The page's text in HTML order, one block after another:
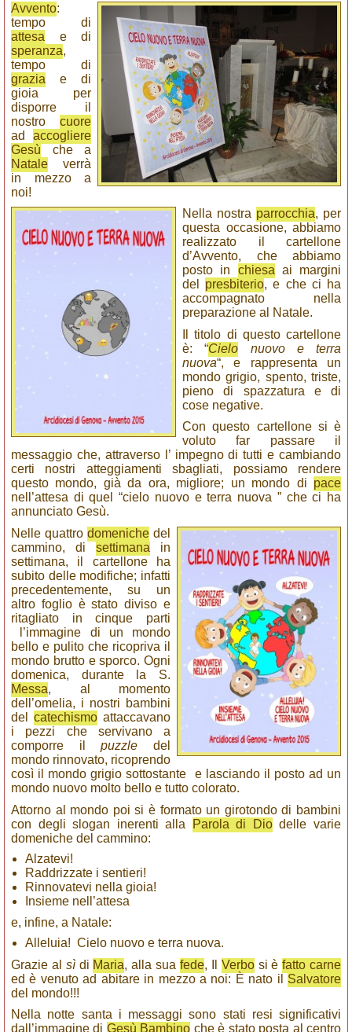
Avvento:
tempo di
attesa e di
speranza,
tempo di
grazia e di
gioia per
disporre il
nostro cuore
ad accogliere
Gesù che a
Natale verrà
in mezzo a
noi!
Nella nostra parrocchia, per
questa occasione, abbiamo
realizzato il cartellone
d’Avvento, che abbiamo
posto in chiesa ai margini
del presbiterio, e che ci ha
accompagnato nella
preparazione al Natale.
Il titolo di questo cartellone
è: “Cielo nuovo e terra
nuova“, e rappresenta un
mondo grigio, spento, triste,
pieno di spazzatura e di
cose negative.
Con questo cartellone si è
voluto far passare il
messaggio che, attraverso l’ impegno di tutti e cambiando
certi nostri atteggiamenti sbagliati, possiamo rendere
questo mondo, già da ora, migliore; un mondo di pace
nell’attesa di quel “cielo nuovo e terra nuova ” che ci ha
annunciato Gesù.
Nelle quattro domeniche del
cammino, di settimana in
settimana, il cartellone ha
subito delle modifiche; infatti
precedentemente, su un
altro foglio è stato diviso e
ritagliato in cinque parti
l’immagine di un mondo
bello e pulito che ricopriva il
mondo brutto e sporco. Ogni
domenica, durante la S.
Messa, al momento
dell’omelia, i nostri bambini
del catechismo attaccavano
i pezzi che servivano a
comporre ilpuzzle del
mondo rinnovato, ricoprendo
così il mondo grigio sottostante e lasciando il posto ad un
mondo nuovo molto bello e tutto colorato.
Attorno al mondo poi si è formato un girotondo di bambini
con degli slogan inerenti alla
Parola di Diodelle varie
domeniche del cammino:
Alzatevi!
Raddrizzate i sentieri!
Rinnovatevi nella gioia!
Insieme nell’attesa
e, infine, a Natale:
Alleluia! Cielo nuovo e terra nuova.
Grazie al sìdi Maria, alla sua fede, Il Verbosi èfatto carne
ed è venuto ad abitare in mezzo a noi: È nato il Salvatore
del mondo!!!
Nella notte santa i messaggi sono stati resi significativi
dall’immagine di Gesù Bambino che è stato posta al centro